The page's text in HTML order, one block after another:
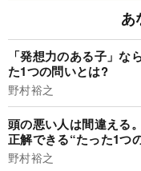
あ
「発想力のある子」な
た1つの問いとは?
野村裕之
頭の悪い人は間違える
正解できる“たった1つ
野村裕之